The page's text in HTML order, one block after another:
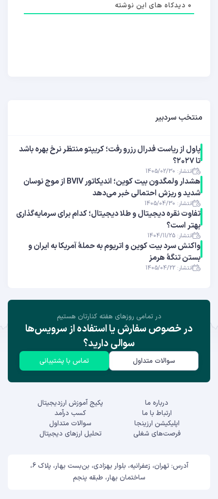
0 دیدکاه های این نوشته
منتخب سردبیر
پاول از ریاست فدرال رزرو رفت؛ کریپتو منتظر نرخ بهره باشد
تا ۲۰۲۷؟
انتشار: 1405/02/30
هشدار ولمگدون بیت کوین؛ اندیکاتور BVIV از موج نوسان
شدید و ریزش احتمالی خبر می‌دهد
انتشار: 1405/04/30
تفاوت نقره دیجیتال و طلا دیجیتال؛ کدام برای سرمایه‌گذاری
بهتر است؟
انتشار: 1404/11/25
واکنش سرد بیت کوین و اتریوم به حملهٔ آمریکا به ایران و
بستن تنگهٔ هرمز
انتشار: 1405/04/22
در تمامی روز‌های هفته کنارتان هستیم
در خصوص سفارش یا استفاده از سرویس‌ها
سوالی دارید؟
سوالات متداول تماس با پشتیبانی
درباره ما
ارتباط با ما
اپلیکیشن ارزینجا
فرصت‌های شغلی
پکیج آموزش ارزدیجیتال
کسب درآمد
سوالات متداول
تحلیل ارزهای دیجیتال
آدرس: تهران، زعفرانیه، بلوار بهزادی، بن‌بست بهار، پلاک 6،
ساختمان بهار، طبقه پنجم